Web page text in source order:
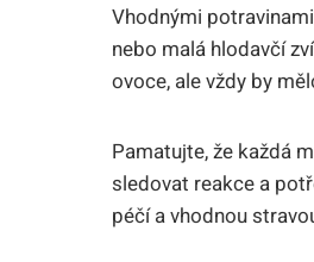
Vhodnými
nebo malá hlodavčí
ovoce, ale vždy by
Pamatujte, že každá
sledovat reakce a
péčí a vhodnou